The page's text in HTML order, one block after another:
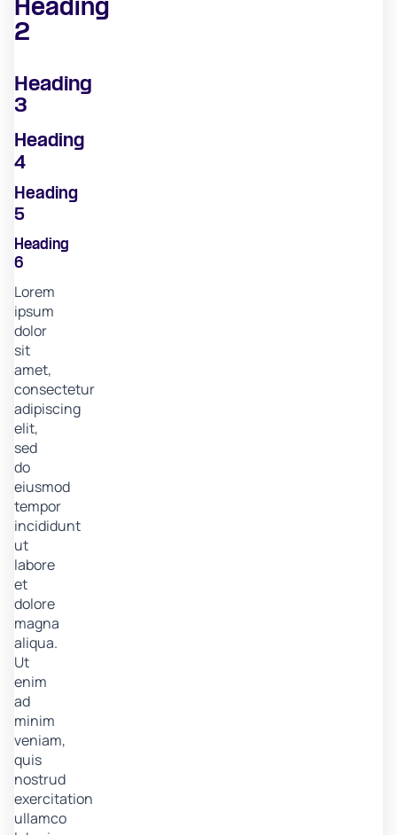
Heading
2
Heading
3
Heading
4
Heading
5
Heading
6
Lorem
ipsum
dolor
sit
amet,
consectetur
adipiscing
elit,
sed
do
eiusmod
tempor
incididunt
ut
labore
et
dolore
magna
aliqua.
Ut
enim
ad
minim
veniam,
quis
nostrud
exercitation
ullamco